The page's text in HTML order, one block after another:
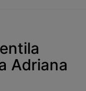
Adriana